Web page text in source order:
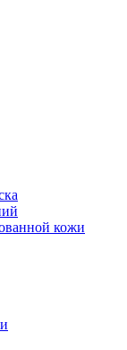
кожи